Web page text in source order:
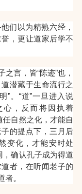
们以为精熟六经，
，更让道家后学不
言，皆“陈迹”也，
潜藏于生命流行之
”。“道”一旦进入说
心，反而将因执着
任自然之化，才能自
的提点下，三月后
变化，才能安时处
，确认孔子成为得道
者，在听闻老子的
者。